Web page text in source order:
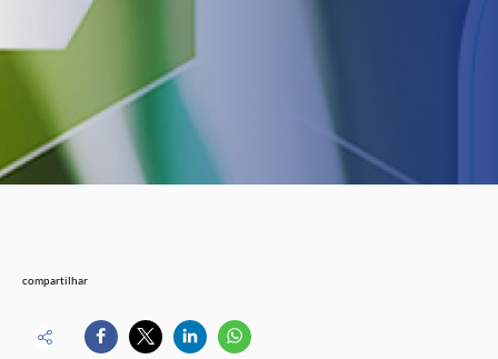
compartilhar